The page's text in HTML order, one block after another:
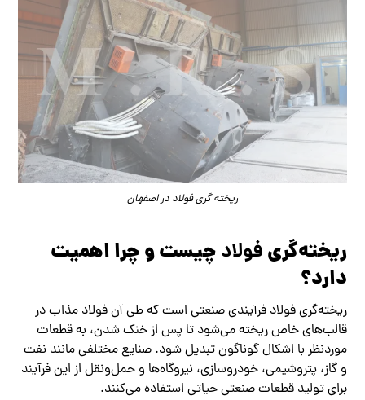
ریخته گری فولاد در اصفهان
ریخته‌گریفولادچیست و چرا اهمیت
دارد؟
ریخته‌گری فولاد فرآیندی صنعتی است که طی آن فولاد مذاب در
قالب‌های خاص ریخته می‌شود تا پس از خنک شدن، به قطعات
موردنظر با اشکال گوناگون تبدیل شود. صنایع مختلفی مانند نفت
و گاز، پتروشیمی، خودروسازی، نیروگاه‌ها و حمل‌ونقل از این فرآیند
برای تولید قطعات صنعتی حیاتی استفاده می‌کنند.